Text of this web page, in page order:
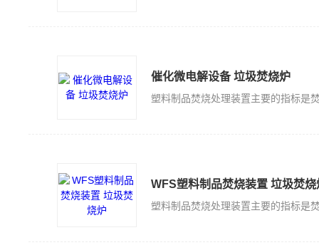
催化微电解设备 垃圾焚烧炉
WFS塑料制品焚烧装置 垃圾焚烧